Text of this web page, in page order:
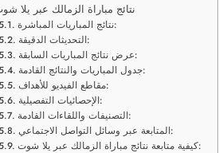
نتائج مباراة الزمالك عبر يلا
نتائج المباريات المباشرة:
التحديثات الدقيقة:
عرض نتائج المباريات السابقة:
جدول المباريات والنتائج القادمة:
مقاطع الفيديو للأهداف:
الإحصائيات التفصيلية:
التصنيفات واللقاءات القادمة:
المتابعة عبر وسائل التواصل الاجتماعي:
كيفية متابعة نتائج مباراة الزمالك عبر يلا شوت: